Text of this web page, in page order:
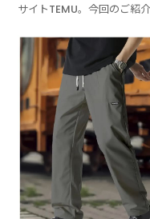
サイトTEMU。今回のご紹
かで使えます。ただですね
ばされてしまうかも…海だ